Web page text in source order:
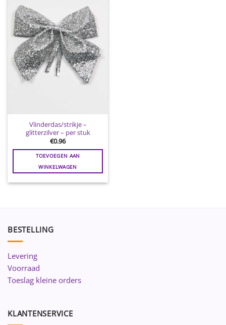
aan
wenslijst
Vlinderdas/strikje –
glitterzilver – per stuk
€0.96
TOEVOEGEN AAN
WINKELWAGEN
BESTELLING
Levering
Voorraad
Toeslag kleine orders
KLANTENSERVICE